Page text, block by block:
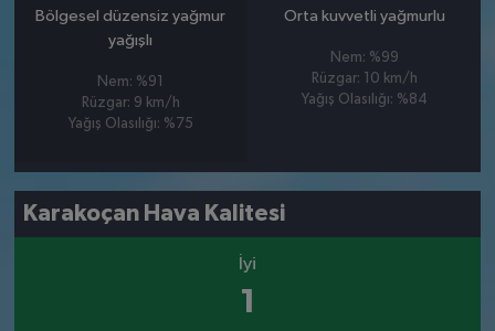
Bölgesel düzensiz yağmur
yağışlı
Nem: %91
Rüzgar: 9 km/h
Yağış Olasılığı: %75
Orta kuvvetli yağmurlu
Nem: %99
Rüzgar: 10 km/h
Yağış Olasılığı: %84
Karakoçan Hava Kalitesi
İyi
1